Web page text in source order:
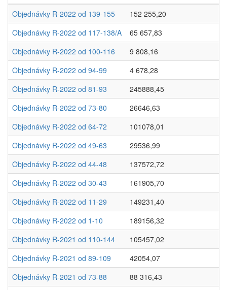
Objednávky R-2022 od 139-155
152 255,20
Objednávky R-2022 od 117-138/A
65 657,83
Objednávky R-2022 od 100-116
9 808,16
Objednávky R-2022 od 94-99
4 678,28
Objednávky R-2022 od 81-93
245888,45
Objednávky R-2022 od 73-80
26646,63
Objednávky R-2022 od 64-72
101078,01
Objednávky R-2022 od 49-63
29536,99
Objednávky R-2022 od 44-48
137572,72
Objednávky R-2022 od 30-43
161905,70
Objednávky R-2022 od 11-29
149231,40
Objednávky R-2022 od 1-10
189156,32
Objednávky R-2021 od 110-144
105457,02
Objednávky R-2021 od 89-109
42054,07
Objednávky R-2021 od 73-88
88 316,43